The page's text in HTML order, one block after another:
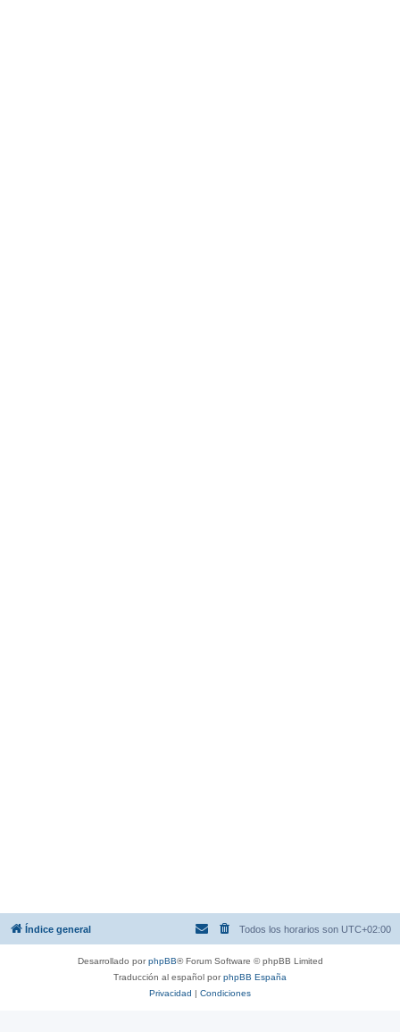
Índice general Todos los horarios son UTC+02:00
Desarrollado porphpBB® Forum Software © phpBB Limited
Traducción al español porphpBB España
Privacidad | Condiciones